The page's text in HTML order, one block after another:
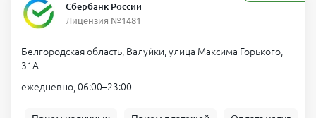
Сбербанк России
Лицензия №1481
Белгородская область, Валуйки, улица Максима Горького,
31А
ежедневно, 06:00–23:00